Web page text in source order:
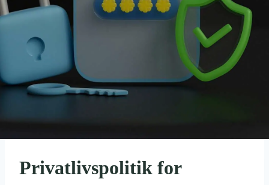
Privatlivspolitik for